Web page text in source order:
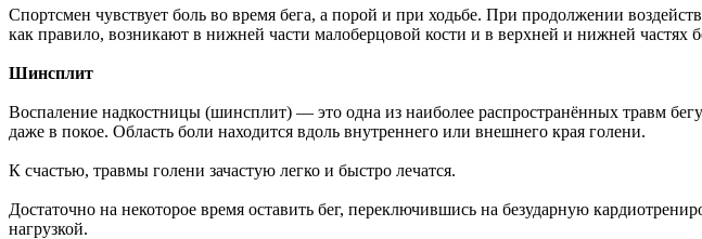
Спортсмен чувствует боль во время бега, а порой и при ходьбе. При продолжении
как правило, возникают в нижней части малоберцовой кости и в верхней и нижней частях
Шинсплит
Воспаление надкостницы (шинсплит) — это одна из наиболее распространённых травм
даже в покое. Область боли находится вдоль внутреннего или внешнего края голени.
К счастью, травмы голени зачастую легко и быстро лечатся.
Достаточно на некоторое время оставить бег, переключившись на безударную
нагрузкой.